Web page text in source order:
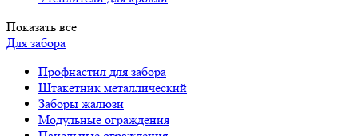
Показать все
Для забора
Профнастил для забора
Штакетник металлический
Заборы жалюзи
Модульные ограждения
Панельные ограждения